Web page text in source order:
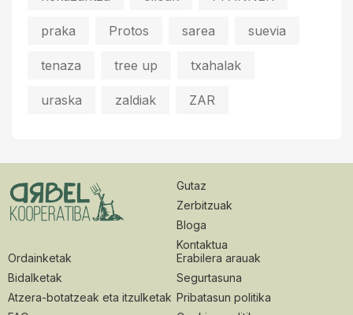
praka Protos sarea suevia
tenaza tree up txahalak
uraska zaldiak ZAR
Gutaz
Zerbitzuak
Bloga
Kontaktua
Ordainketak
Bidalketak
Atzera-botatzeak eta itzulketak
Erabilera arauak
Segurtasuna
Pribatasun politika